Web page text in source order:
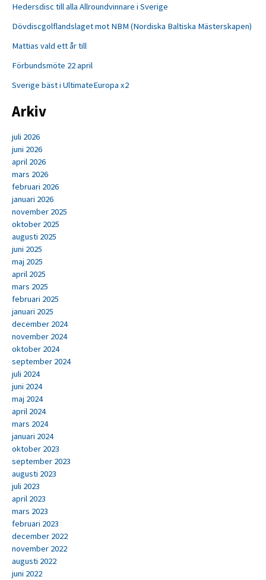
Hedersdisc till alla Allroundvinnare i Sverige
Dövdiscgolflandslaget mot NBM (Nordiska Baltiska Mästerskapen)
Mattias vald ett år till
Förbundsmöte 22 april
Sverige bäst i UltimateEuropa x2
Arkiv
juli 2026
juni 2026
april 2026
mars 2026
februari 2026
januari 2026
november 2025
oktober 2025
augusti 2025
juni 2025
maj 2025
april 2025
mars 2025
februari 2025
januari 2025
december 2024
november 2024
oktober 2024
september 2024
juli 2024
juni 2024
maj 2024
april 2024
mars 2024
januari 2024
oktober 2023
september 2023
augusti 2023
juli 2023
april 2023
mars 2023
februari 2023
december 2022
november 2022
augusti 2022
juni 2022